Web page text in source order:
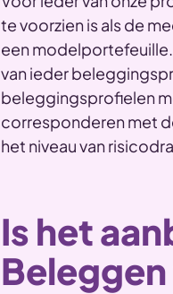
te voorzien is als de
een
van ieder
beleggingsprofielen
corresponderen met
het niveau van
Is het